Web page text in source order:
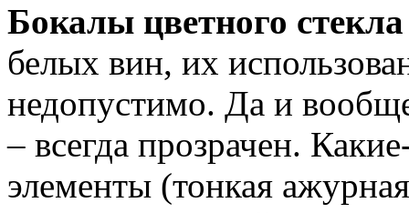
Бокалы цветного
белых вин, их
недопустимо. Да и
– всегда прозрачен.
элементы (тонкая